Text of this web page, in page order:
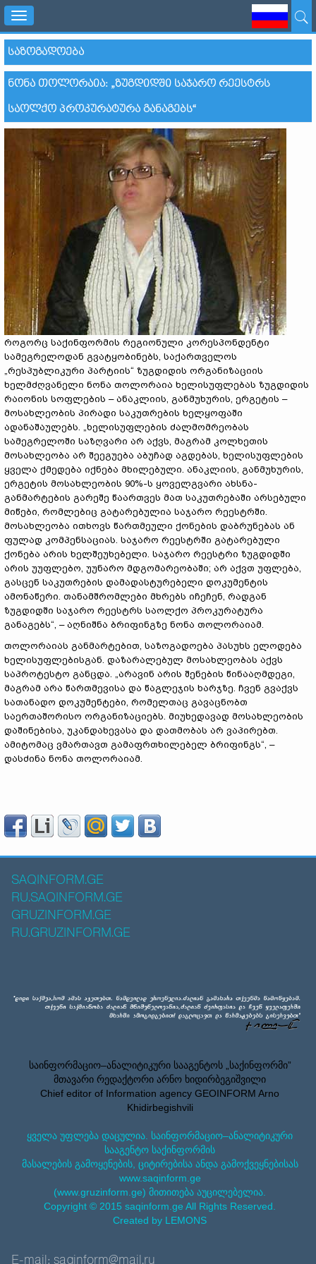
Toggle
navigation
ᲡᲐᲖᲝᲒᲐᲓᲝᲔᲑᲐ
ᲜᲝᲜᲐ ᲗᲝᲚᲝᲠᲐᲘᲐ: „ᲖᲣᲒᲓᲘᲓᲨᲘ ᲡᲐᲯᲐᲠᲝ ᲠᲔᲔᲡᲢᲠᲡ
ᲡᲐᲝᲚᲥᲝ ᲞᲠᲝᲙᲣᲠᲐᲢᲣᲠᲐ ᲒᲐᲜᲐᲒᲔᲑᲡ“
როგორც საქინფორმის რეგიონული კორესპონდენტი
სამეგრელოდან გვატყობინებს, საქართველოს
„რესპუბლიკური პარტიის“ ზუგდიდის ორგანიზაციის
ხელმძღვანელი ნონა თოლორაია ხელისუფლებას ზუგდიდის
რაიონის სოფლების – ანაკლიის, განმუხურის, ერგეტის –
მოსახლეობის პირადი საკუთრების ხელყოფაში
ადანაშაულებს. „ხელისუფლების ძალმომრეობას
სამეგრელოში საზღვარი არ აქვს, მაგრამ კოლხეთის
მოსახლეობა არ შეეგუება აბუჩად აგდებას, ხელისუფლების
ყველა ქმედება იქნება მხილებული. ანაკლიის, განმუხურის,
ერგეტის მოსახლეობის 90%-ს ყოველგვარი ახსნა-
განმარტების გარეშე წაართვეს მათ საკუთრებაში არსებული
მიწები, რომლებიც გატარებულია საჯარო რეესტრში.
მოსახლეობა ითხოვს წართმეული ქონების დაბრუნებას ან
ფულად კომპენსაციას. საჯარო რეესტრში გატარებული
ქონება არის ხელშეუხებელი. საჯარო რეესტრი ზუგდიდში
არის უუფლებო, უუნარო მდგომარეობაში; არ აქვთ უფლება,
გასცენ საკუთრების დამადასტურებელი დოკუმენტის
ამონაწერი. თანამშრომლები მხრებს იჩეჩენ, რადგან
ზუგდიდში საჯარო რეესტრს საოლქო პროკურატურა
განაგებს“, – აღნიშნა ბრიფინგზე ნონა თოლორაიამ.
თოლორაიას განმარტებით, საზოგადოება პასუხს ელოდება
ხელისუფლებისგან. დაზარალებულ მოსახლეობას აქვს
საპროტესტო განცდა. „არავინ არის შენების წინააღმდეგი,
მაგრამ არა წართმევისა და წაგლეჯის ხარჯზე. ჩვენ გვაქვს
სათანადო დოკუმენტები, რომელთაც გავაცნობთ
საერთაშორისო ორგანიზაციებს. მიუხედავად მოსახლეობის
დაშინებისა, უკანდახევასა და დათმობას არ ვაპირებთ.
ამიტომაც ვმართავთ გამაფრთხილებელ ბრიფინგს“, –
დასძინა ნონა თოლორაიამ.
SAQINFORM.GE
RU.SAQINFORM.GE
GRUZINFORM.GE
RU.GRUZINFORM.GE
საინფორმაციო–ანალიტიკური სააგენტოს „საქინფორმი”
მთავარი რედაქტორი არნო ხიდირბეგიშვილი
Chief editor of Information agency GEOINFORM Arno
Khidirbegishvili
ყველა უფლება დაცულია. საინფორმაციო–ანალიტიკური
სააგენტო საქინფორმის
მასალების გამოყენების, ციტირებისა ანდა გამოქვეყნებისას
www.saqinform.ge
(www.gruzinform.ge) მითითება აუცილებელია.
Copyright © 2015 saqinform.ge All Rights Reserved.
Created by LEMONS
E-mail: saqinform@mail.ru